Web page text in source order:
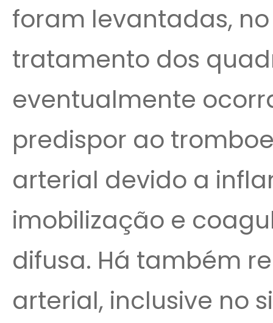
foram levantadas,
tratamento dos
eventualmente
predispor ao
arterial devido a
imobilização e
difusa. Há também
arterial, inclusive no